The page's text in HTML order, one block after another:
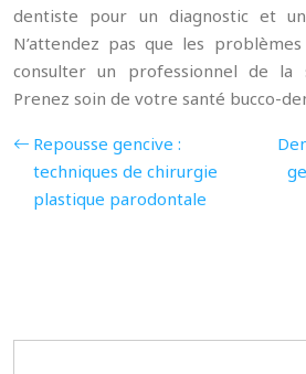
dentiste pour un diagnostic et
N’attendez pas que les
consulter un professionnel de la
Prenez soin de votre santé bucco-
Repousse gencive :
techniques de chirurgie
plastique parodontale